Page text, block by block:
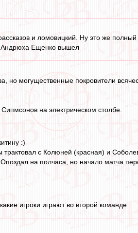
и ломовицкий. Ну это же полный
Андрюха Ещенко вышел
но могущественные покровители
на электрическом столбе.
:)
трактовал с Колюней (красная) и
на полчаса, но начало матча
игроки играют во второй команде